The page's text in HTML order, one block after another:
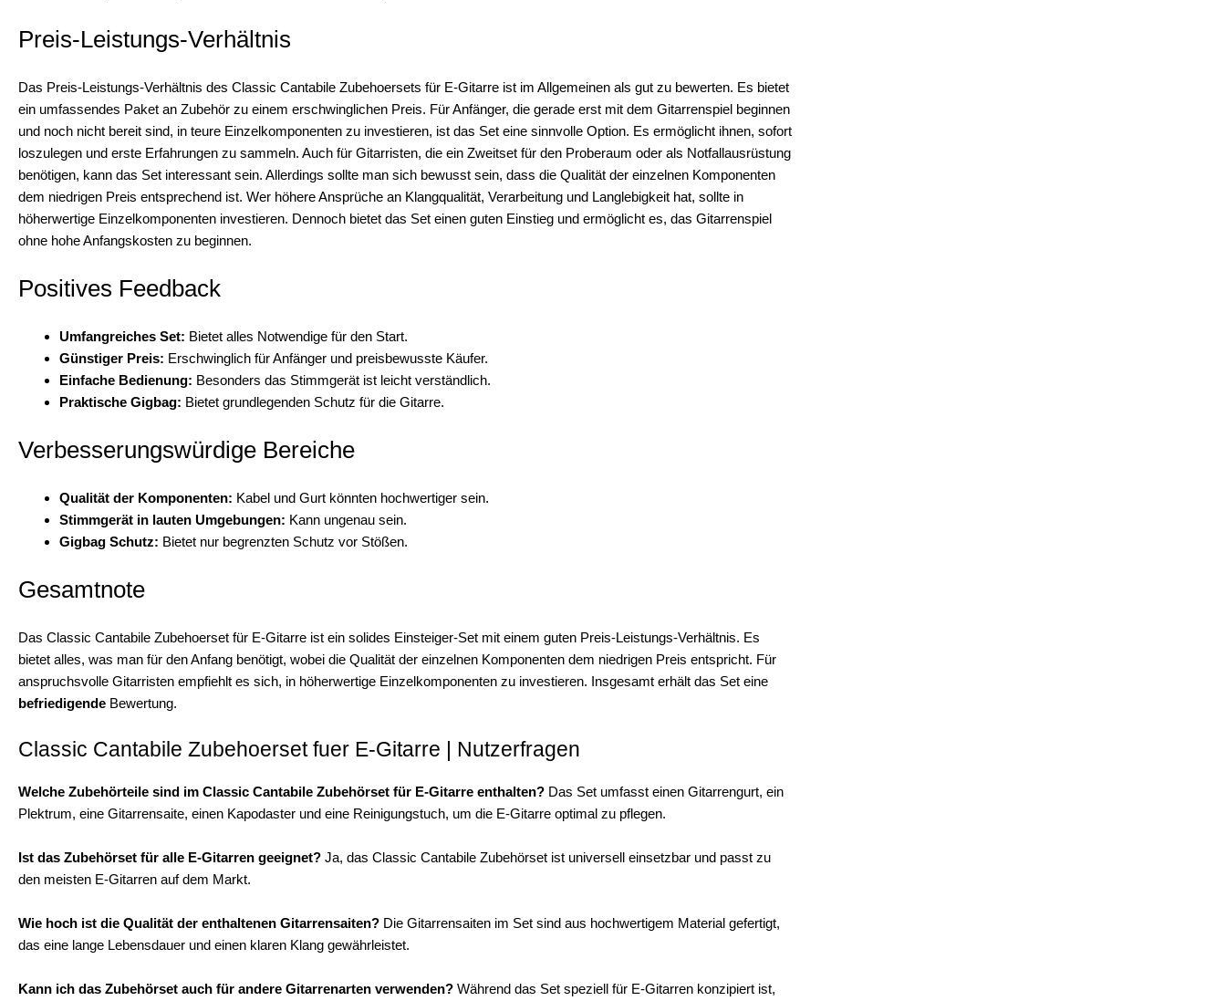
Preis-Leistungs-Verhältnis
Das Preis-Leistungs-Verhältnis des Classic Cantabile Zubehoersets für E-Gitarre ist im Allgemeinen als gut zu bewerten. Es bietet
ein umfassendes Paket an Zubehör zu einem erschwinglichen Preis. Für Anfänger, die gerade erst mit dem Gitarrenspiel beginnen
und noch nicht bereit sind, in teure Einzelkomponenten zu investieren, ist das Set eine sinnvolle Option. Es ermöglicht ihnen, sofort
loszulegen und erste Erfahrungen zu sammeln. Auch für Gitarristen, die ein Zweitset für den Proberaum oder als Notfallausrüstung
benötigen, kann das Set interessant sein. Allerdings sollte man sich bewusst sein, dass die Qualität der einzelnen Komponenten
dem niedrigen Preis entsprechend ist. Wer höhere Ansprüche an Klangqualität, Verarbeitung und Langlebigkeit hat, sollte in
höherwertige Einzelkomponenten investieren. Dennoch bietet das Set einen guten Einstieg und ermöglicht es, das Gitarrenspiel
ohne hohe Anfangskosten zu beginnen.
Positives Feedback
Umfangreiches Set: Bietet alles Notwendige für den Start.
Günstiger Preis: Erschwinglich für Anfänger und preisbewusste Käufer.
Einfache Bedienung: Besonders das Stimmgerät ist leicht verständlich.
Praktische Gigbag: Bietet grundlegenden Schutz für die Gitarre.
Verbesserungswürdige Bereiche
Qualität der Komponenten: Kabel und Gurt könnten hochwertiger sein.
Stimmgerät in lauten Umgebungen: Kann ungenau sein.
Gigbag Schutz: Bietet nur begrenzten Schutz vor Stößen.
Gesamtnote
Das Classic Cantabile Zubehoerset für E-Gitarre ist ein solides Einsteiger-Set mit einem guten Preis-Leistungs-Verhältnis. Es
bietet alles, was man für den Anfang benötigt, wobei die Qualität der einzelnen Komponenten dem niedrigen Preis entspricht. Für
anspruchsvolle Gitarristen empfiehlt es sich, in höherwertige Einzelkomponenten zu investieren. Insgesamt erhält das Set eine
befriedigende Bewertung.
Classic Cantabile Zubehoerset fuer E-Gitarre | Nutzerfragen
Welche Zubehörteile sind im Classic Cantabile Zubehörset für E-Gitarre enthalten? Das Set umfasst einen Gitarrengurt, ein
Plektrum, eine Gitarrensaite, einen Kapodaster und eine Reinigungstuch, um die E-Gitarre optimal zu pflegen.
Ist das Zubehörset für alle E-Gitarren geeignet? Ja, das Classic Cantabile Zubehörset ist universell einsetzbar und passt zu
den meisten E-Gitarren auf dem Markt.
Wie hoch ist die Qualität der enthaltenen Gitarrensaiten? Die Gitarrensaiten im Set sind aus hochwertigem Material gefertigt,
das eine lange Lebensdauer und einen klaren Klang gewährleistet.
Kann ich das Zubehörset auch für andere Gitarrenarten verwenden? Während das Set speziell für E-Gitarren konzipiert ist,